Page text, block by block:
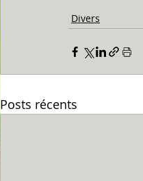
Divers
Posts récents